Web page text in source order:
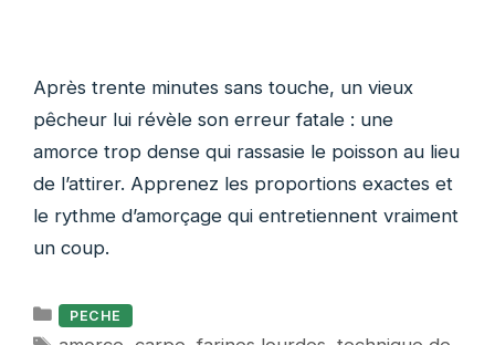
Après trente minutes sans touche, un vieux
pêcheur lui révèle son erreur fatale : une
amorce trop dense qui rassasie le poisson au lieu
de l’attirer. Apprenez les proportions exactes et
le rythme d’amorçage qui entretiennent vraiment
un coup.
Catégories
PECHE